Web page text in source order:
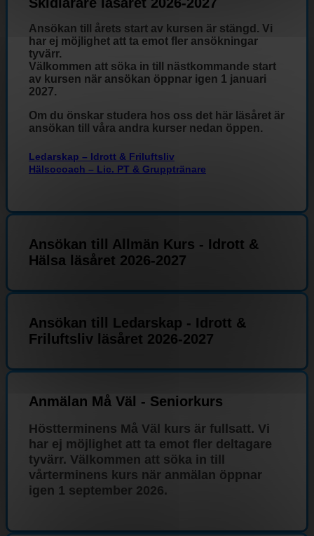
Ansökan till årets start av kursen är stängd. Vi
har ej möjlighet att ta emot fler ansökningar
tyvärr.
Välkommen att söka in till nästkommande start
av kursen när ansökan öppnar igen 1 januari
2027.
Om du önskar studera hos oss det här läsåret är
ansökan till våra andra kurser nedan öppen.
Ledarskap – Idrott & Friluftsliv
Hälsocoach – Lic. PT & Grupptränare
Ansökan till Allmän Kurs - Idrott &
Hälsa läsåret 2026-2027
Ansökan till Ledarskap - Idrott &
Friluftsliv läsåret 2026-2027
Anmälan Må Väl - Seniorkurs
Höstterminens Må Väl kurs är fullsatt. Vi
har ej möjlighet att ta emot fler deltagare
tyvärr. Välkommen att söka in till
vårterminens kurs när anmälan öppnar
igen 1 september 2026.